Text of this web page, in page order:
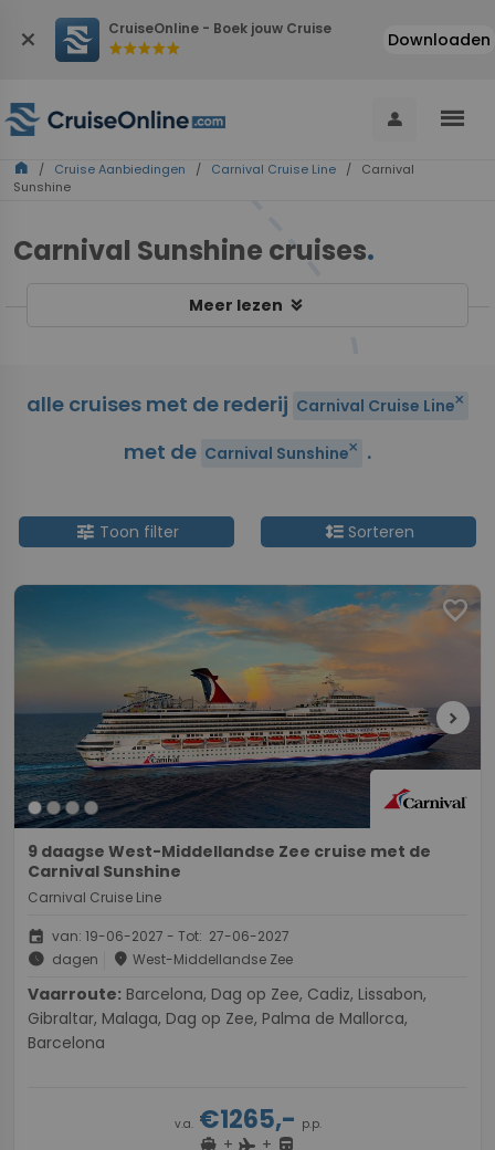
close CruiseOnline - Boek jouw Cruise
starstarstarstarstar Downloaden
person menu
home / Cruise Aanbiedingen / Carnival Cruise Line / Carnival
Sunshine
Carnival Sunshine cruises.
Meer lezen keyboard_double_arrow_down
alle cruises met de rederij Carnival Cruise Lineclose
met de Carnival Sunshineclose .
tune Toon filter format_line_spacingSorteren
favorite
chevron_right
9 daagse West-Middellandse Zee cruise met de
Carnival Sunshine
Carnival Cruise Line
event van: 19-06-2027 - Tot: 27-06-2027
schedule dagen place West-Middellandse Zee
Vaarroute:
Gibraltar, Malaga, Dag op Zee, Palma de Mallorca,
Barcelona
v.a.€1265,- p.p.
+ flight +